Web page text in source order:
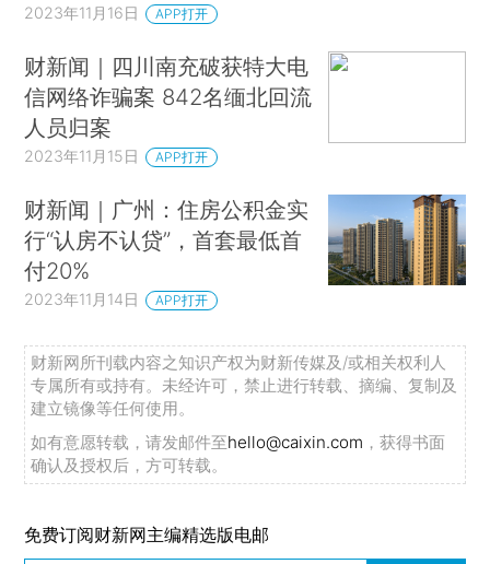
2023年11月16日 APP打开
财新闻｜四川南充破获特大电
信网络诈骗案 842名缅北回流
人员归案
2023年11月15日 APP打开
财新闻｜广州：住房公积金实
行“认房不认贷”，首套最低首
付20%
2023年11月14日 APP打开
财新网所刊载内容之知识产权为财新传媒及/或相关权利人
专属所有或持有。未经许可，禁止进行转载、摘编、复制及
建立镜像等任何使用。
如有意愿转载，请发邮件至hello@caixin.com ，获得书面
确认及授权后，方可转载。
免费订阅财新网主编精选版电邮